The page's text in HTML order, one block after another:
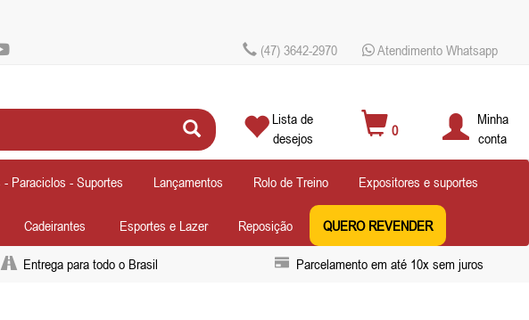
(47) 3642-2970 Atendimento Whatsapp
Lista de
desejos
0
Minha
conta
- Paraciclos - Suportes Lançamentos Rolo de Treino Expositores e suportes
Cadeirantes Esportes e Lazer Reposição QUERO REVENDER
Entrega para todo o Brasil Parcelamento em até 10x sem juros